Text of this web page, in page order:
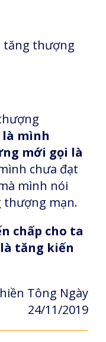
tăng thượng
mình
mới gọi là
chưa đạt
mình nói
thượng mạn.
chấp cho ta
tăng kiến
Tông Ngày
24/11/2019